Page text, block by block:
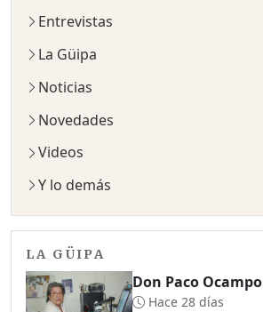
Entrevistas
La Güipa
Noticias
Novedades
Videos
Y lo demás
LA GÜIPA
Don Paco Ocampo
Hace 28 días